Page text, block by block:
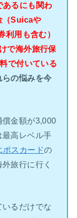
あるにも関わ
（Suicaや
利用も含む）
で海外旅行保
で付いている
の悩みを今
金額が3,000
高レベル手
ポスカードの
旅行に行く
るだけでな